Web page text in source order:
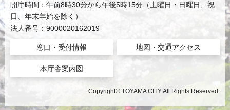
開庁時間：午前8時30分から午後5時15分（土曜日・日曜日、祝
日、年末年始を除く）
法人番号：9000020162019
窓口・受付情報 地図・交通アクセス
本庁舎案内図
Copyright© TOYAMA CITY All Rights Reserved.